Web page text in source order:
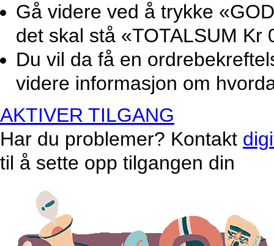
Gå videre ved å trykke
det skal stå «TOTALSUM Kr
Du vil da få en
videre informasjon om
AKTIVER TILGANG
Har du problemer? Kontakt
til å sette opp tilgangen din